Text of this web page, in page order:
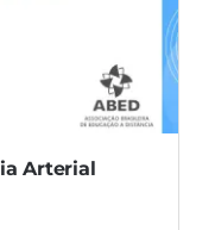
Arterial